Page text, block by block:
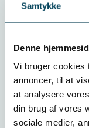
Samtykke
Denne
Vi bruger cookies
annoncer, til at
at analysere
din brug af vores
sociale medier,
Webudvikling
visuelle udtryk,
funktionalitet,
brugeroplevelse.